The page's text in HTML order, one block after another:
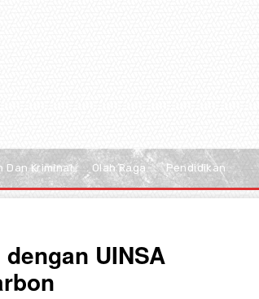
Dan Kriminal Olah Raga Pendidikan
UINSA